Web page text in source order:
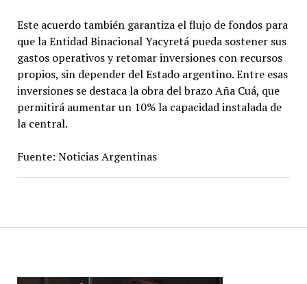
Este acuerdo también garantiza el flujo de fondos para
que la Entidad Binacional Yacyretá pueda sostener sus
gastos operativos y retomar inversiones con recursos
propios, sin depender del Estado argentino. Entre esas
inversiones se destaca la obra del brazo Aña Cuá, que
permitirá aumentar un 10% la capacidad instalada de
la central.
Fuente: Noticias Argentinas